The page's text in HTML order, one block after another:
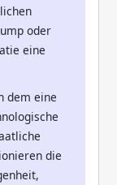
oder
eine
dem eine
die